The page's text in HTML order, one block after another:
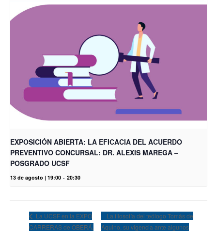
EXPOSICIÓN ABIERTA: LA EFICACIA DEL ACUERDO
PREVENTIVO CONCURSAL: DR. ALEXIS MAREGA –
POSGRADO UCSF
13 de agosto | 19:00 - 20:30
La UCSF en la EXPO
CARRERAS de OBERÁ,
La filosofía del teólogo Tomás de
Aquino, su vigencia ante algunos